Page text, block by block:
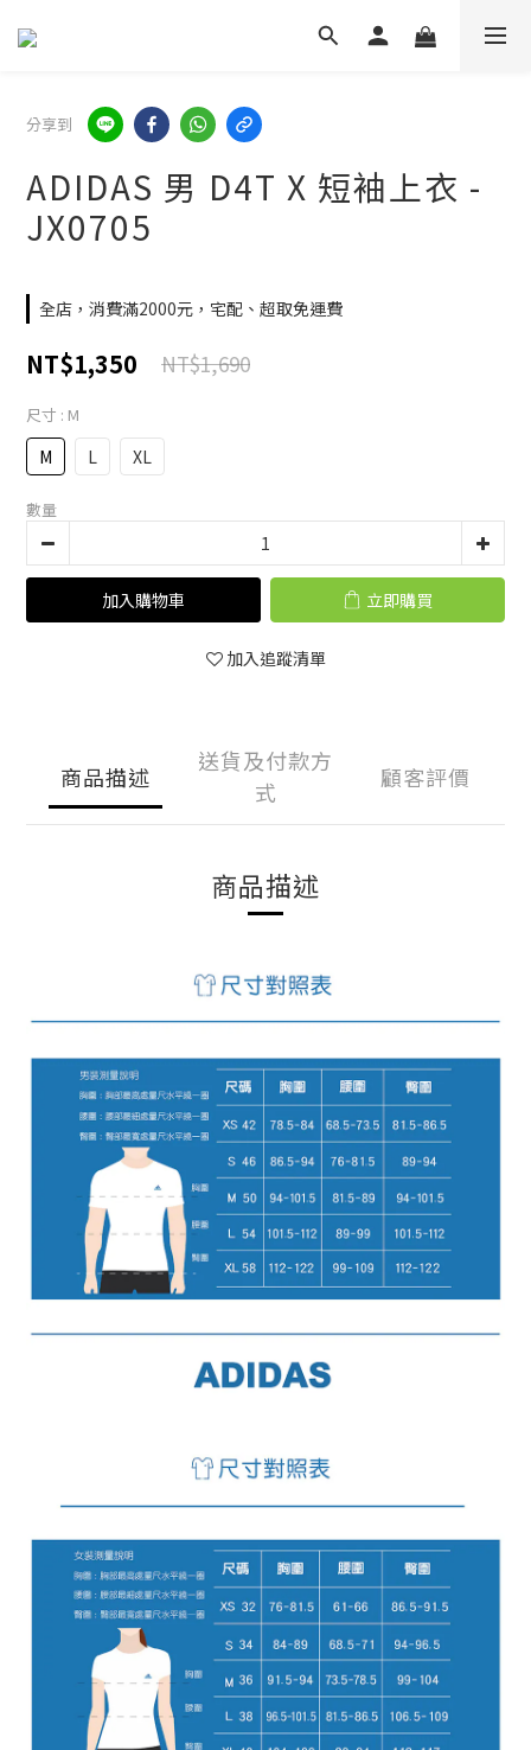
分享到
ADIDAS 男 D4T X 短袖上衣 -
JX0705
全店，消費滿2000元，宅配、超取免運費
NT$1,350 NT$1,690
尺寸 : M
M L XL
數量
加入購物車 立即購買
加入追蹤清單
商品描述
送貨及付款方
式
顧客評價
商品描述